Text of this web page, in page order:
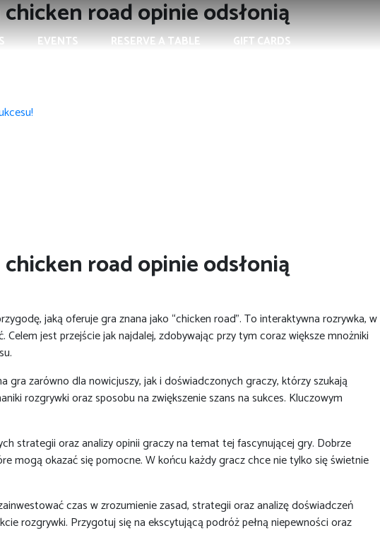
EVENTS RESERVE A TABLE GIFT CARDS
road opinie odsłonią
road opinie odsłonią
jaką oferuje gra znana jako “chicken road”. To interaktywna rozrywka, w
jest przejście jak najdalej, zdobywając przy tym coraz większe mnożniki
zarówno dla nowicjuszy, jak i doświadczonych graczy, którzy szukają
rozgrywki oraz sposobu na zwiększenie szans na sukces. Kluczowym
strategii oraz analizy opinii graczy na temat tej fascynującej gry. Dobrze
mogą okazać się pomocne. W końcu każdy gracz chce nie tylko się świetnie
czas w zrozumienie zasad, strategii oraz analizę doświadczeń
rozgrywki. Przygotuj się na ekscytującą podróż pełną niepewności oraz